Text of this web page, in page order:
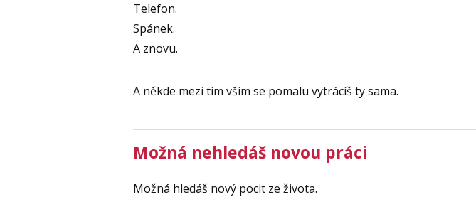
Telefon.
Spánek.
A znovu.
A někde mezi tím vším se pomalu vytrácíš ty sama.
Možná nehledáš novou práci
Možná hledáš nový pocit ze života.